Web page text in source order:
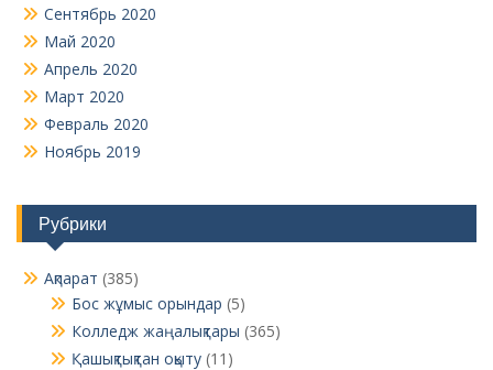
Сентябрь 2020
Май 2020
Апрель 2020
Март 2020
Февраль 2020
Ноябрь 2019
Рубрики
Ақпарат (385)
Бос жұмыс орындар (5)
Колледж жаңалықтары (365)
Қашықтықтан оқыту (11)